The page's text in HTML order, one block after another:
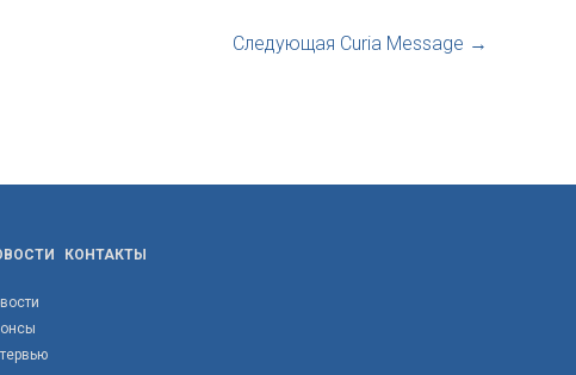
Следующая Curia Message →
КОНТАКТЫ